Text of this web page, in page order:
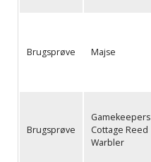
Brugsprøve Majse
Brugsprøve
Gamekeepers
Cottage Reed
Warbler